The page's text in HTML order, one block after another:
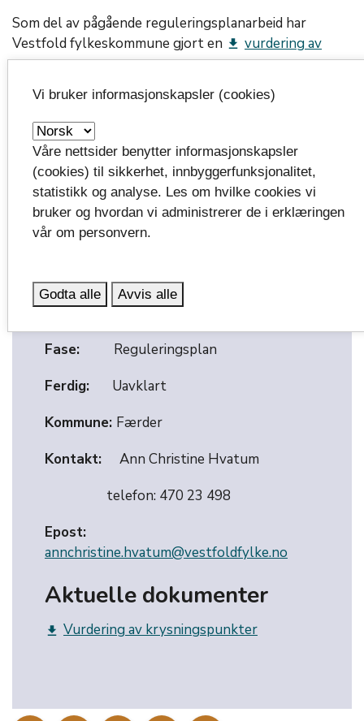
Som del av pågående reguleringsplanarbeid har
Vestfold fylkeskommune gjort en get_app vurdering av
nytt krysningspunkt
over Føynlandveien som
følge av at Føynlandveien blir lagt om inn i ny
rundkjøring. I dette arbeidet er det vurdert
signalregulert gangfelt og undergang. Vestfold
fylkeskommune anbefaler at krysningspunktet
etableres som signalregulert gangfelt. Rapporten kan
lastes ned fra denne siden.
Fakta
Start:2022
Fase:
Reguleringsplan
Ferdig: Uavklart
Kommune: Færder
Kontakt:
Ann Christine Hvatum
telefon: 470 23 498
Epost:
annchristine.hvatum@vestfoldfylke.no
Aktuelle dokumenter
get_app Vurdering av krysningspunkter
Vi bruker informasjonskapsler (cookies)
Våre nettsider benytter informasjonskapsler
(cookies) til sikkerhet, innbyggerfunksjonalitet,
statistikk og analyse. Les om hvilke cookies vi
bruker og hvordan vi administrerer de i erklæringen
vår om personvern.
Godta alle Avvis alle